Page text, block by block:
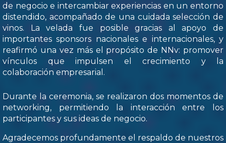
de negocio e intercambiar experiencias en un entorno
distendido, acompañado de una cuidada selección de
vinos. La velada fue posible gracias al apoyo de
importantes sponsors nacionales e internacionales, y
reafirmó una vez más el propósito de NNv: promover
vínculos que impulsen el crecimiento y la
colaboración empresarial.
Durante la ceremonia, se realizaron dos momentos de
networking, permitiendo la interacción entre los
participantes y sus ideas de negocio.
Agradecemos profundamente el respaldo de nuestros